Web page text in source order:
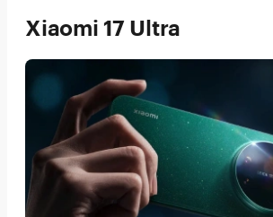
Xiaomi 17 Ultra